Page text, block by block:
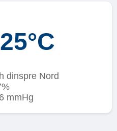
25°C
dinspre Nord
mmHg